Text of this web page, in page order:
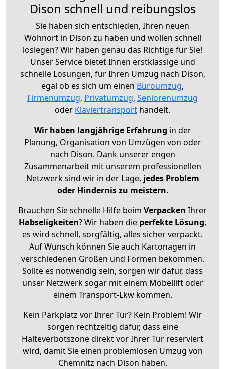
Dison schnell und reibungslos
Sie haben sich entschieden, Ihren neuen
Wohnort in Dison zu haben und wollen schnell
loslegen? Wir haben genau das Richtige für Sie!
Unser Service bietet Ihnen erstklassige und
schnelle Lösungen, für Ihren Umzug nach Dison,
egal ob es sich um einen Büroumzug,
Firmenumzug, Privatumzug, Seniorenumzug
oder Klaviertransport handelt.
Wir haben langjährige Erfahrung in der
Planung, Organisation von Umzügen von oder
nach Dison. Dank unserer engen
Zusammenarbeit mit unserem professionellen
Netzwerk sind wir in der Lage, jedes Problem
oder Hindernis zu meistern.
Brauchen Sie schnelle Hilfe beim Verpacken Ihrer
Habseligkeiten? Wir haben die perfekte Lösung,
es wird schnell, sorgfältig, alles sicher verpackt.
Auf Wunsch können Sie auch Kartonagen in
verschiedenen Größen und Formen bekommen.
Sollte es notwendig sein, sorgen wir dafür, dass
unser Netzwerk sogar mit einem Möbellift oder
einem Transport-Lkw kommen.
Kein Parkplatz vor Ihrer Tür? Kein Problem! Wir
sorgen rechtzeitig dafür, dass eine
Halteverbotszone direkt vor Ihrer Tür reserviert
wird, damit Sie einen problemlosen Umzug von
Chemnitz nach Dison haben.